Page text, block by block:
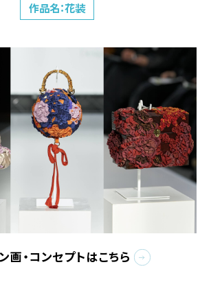
作品名：花装
画・コンセプトはこちら